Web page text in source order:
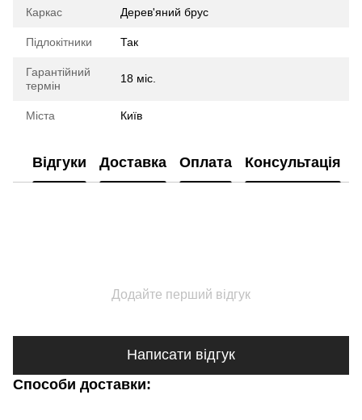
Каркас Дерев'яний брус
Підлокітники Так
Гарантійний
термін
18 міс.
Міста Київ
Відгуки Доставка Оплата Консультація
Додайте перший відгук
Написати відгук
Способи доставки: